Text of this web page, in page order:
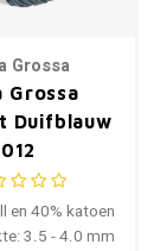
Grossa
Grossa
Duifblauw
012
en 40% katoen
3.5 - 4.0 mm